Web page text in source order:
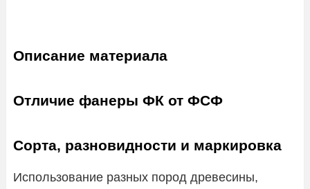
Описание материала
Отличие фанеры ФК от ФСФ
Сорта, разновидности и маркировка
Использование разных пород древесины,